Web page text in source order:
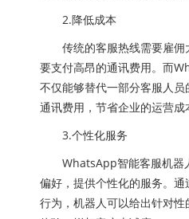
2.降低成本
传统的客服热线需要雇佣
要支付高昂的通讯费用。而
不仅能够替代一部分客服人
通讯费用，节省企业的运营成
3.个性化服务
WhatsApp智能客服机器
偏好，提供个性化的服务。
行为，机器人可以给出针对